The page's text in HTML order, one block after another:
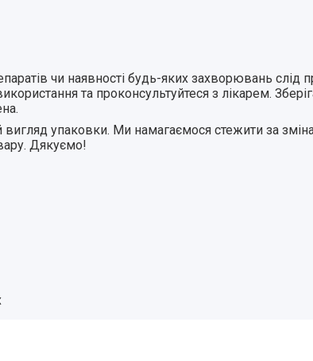
чи наявності будь-яких захворювань
та проконсультуйтеся з лікарем.
упаковки. Ми намагаємося стежити за
Дякуємо!